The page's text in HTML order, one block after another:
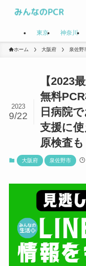
東京 神奈川
ホーム 大阪府 泉佐野
【2023
無料
日病院
支援に
原検査も
2023
9/22
大阪府 泉佐野市